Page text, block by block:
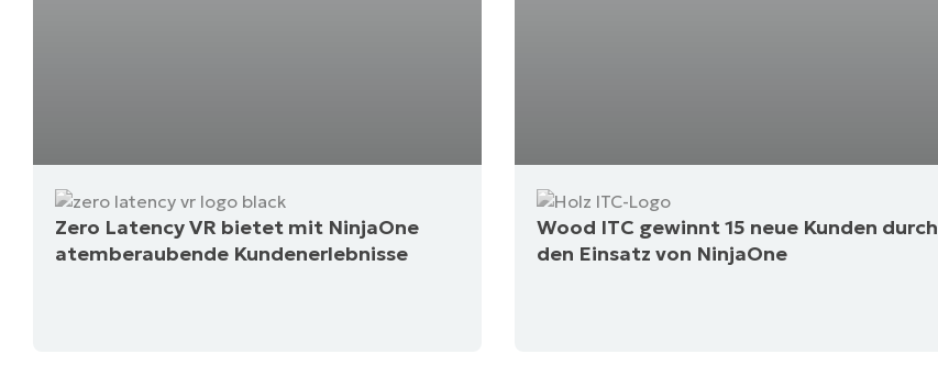
Zero Latency VR bietet mit NinjaOne
atemberaubende Kundenerlebnisse
Wood ITC gewinnt 15 neue Kunden durch
den Einsatz von NinjaOne